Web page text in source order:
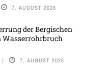
7. AUGUST 2026
der Bergischen
Wasserrohrbruch
7. AUGUST 2026